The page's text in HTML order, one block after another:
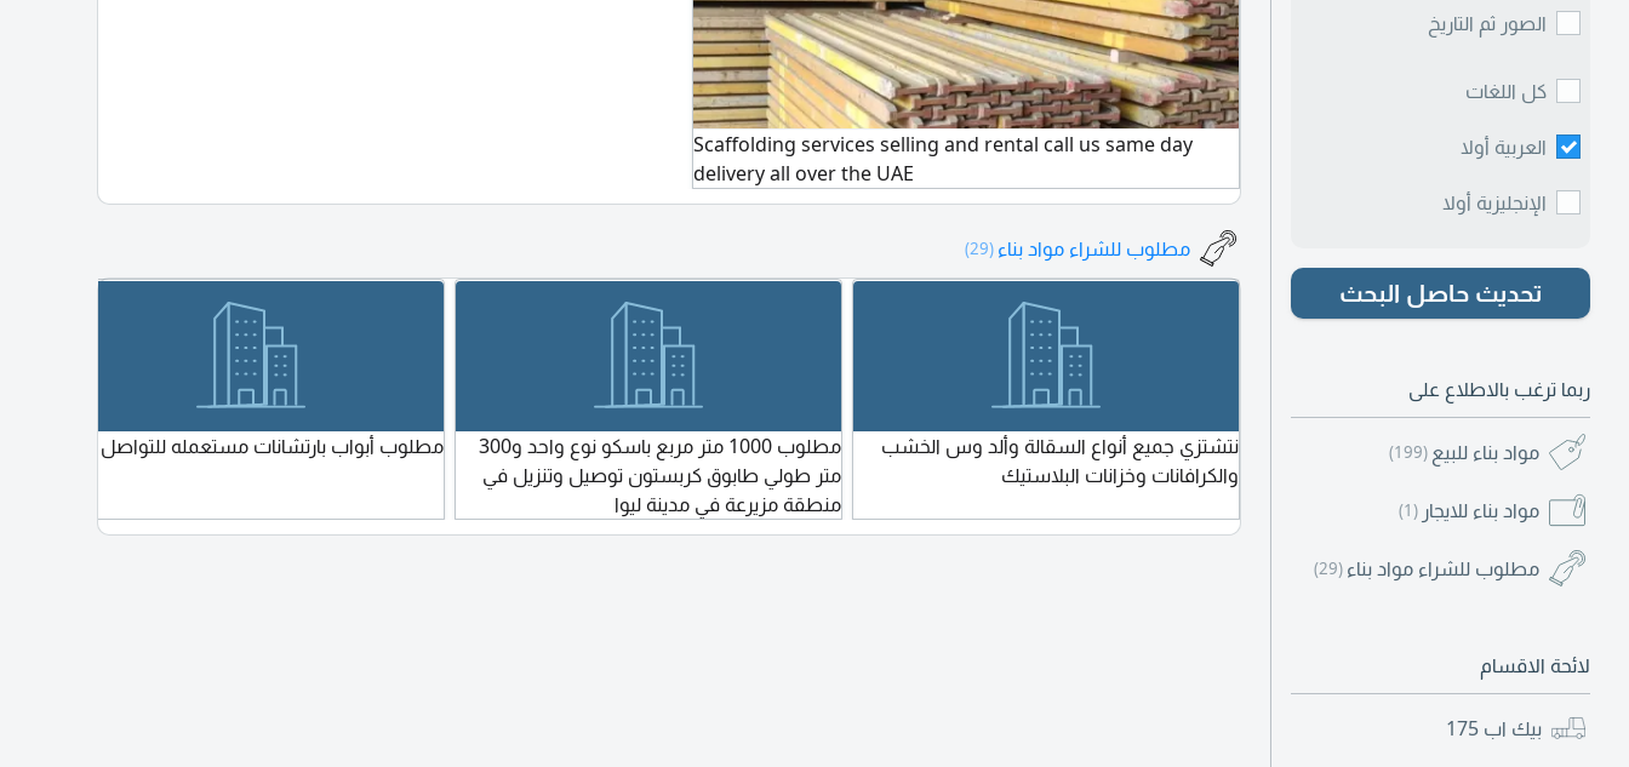
الصور ثم التاريخ
كل اللغات
العربية أولا
الإنجليزية أولا
تحديث حاصل البحث
ربما ترغب بالاطلاع على
مواد بناء للبيع (199)
مواد بناء للايجار (1)
مطلوب للشراء مواد بناء (29)
لائحة الاقسام
بيك اب 175
Scaffolding services selling and rental call us same day
delivery all over the UAE
مطلوب للشراء مواد بناء (29)
نتشتزي جميع أنواع السقالة وألد وس الخشب
والكرافانات وخزانات البلاستيك
مطلوب 1000 متر مربع باسكو نوع واحد و300
متر طولي طابوق كربستون توصيل وتنزيل في
منطقة مزيرعة في مدينة ليوا
مطلوب أبواب بارتشانات مستعمله للتواصل